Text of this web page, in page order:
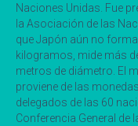
Naciones Unidas. Fue
la Asociación de las
que Japón aún no
kilogramos, mide más
metros de diámetro. El
proviene de las
delegados de las 60
Conferencia General de